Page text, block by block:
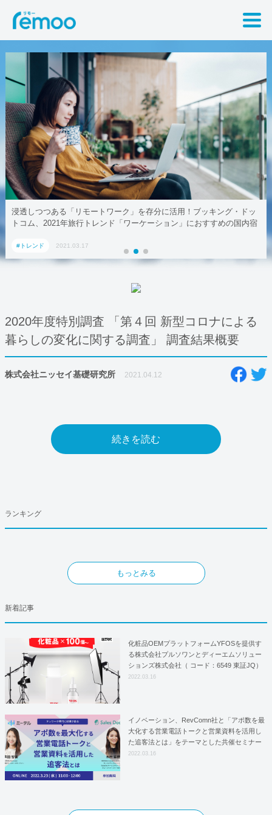
浸透しつつある「リモートワーク」を存分に活用！ブッキング・ドッ
トコム、2021年旅行トレンド「ワーケーション」におすすめの国内宿
#トレンド 2021.03.17
2020年度特別調査 「第４回 新型コロナによる
暮らしの変化に関する調査」 調査結果概要
株式会社ニッセイ基礎研究所 2021.04.12
続きを読む
ランキング
もっとみる
新着記事
化粧品OEMプラットフォームYFOSを提供す
る株式会社プルソワンとディーエムソリュー
ションズ株式会社（ コード：6549 東証JQ）
はYFOSにおけるロジスティクスパートナー
2022.03.16
イノベーション、RevComn社と「アポ数を最
大化する営業電話トークと営業資料を活用し
た追客法とは」をテーマとした共催セミナー
を開催！
2022.03.16